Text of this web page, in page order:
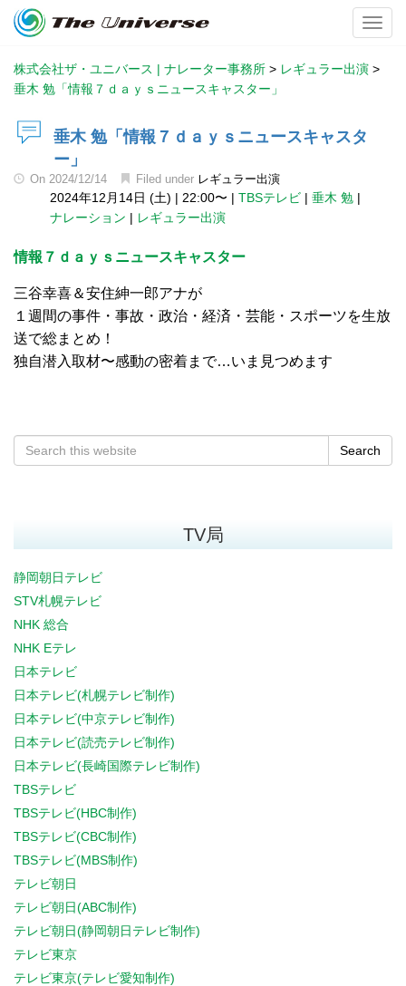
株式会社ザ・ユニバース | ナレーター事務所 > レギュラー出演 >
垂木 勉「情報７ｄａｙｓニュースキャスター」
垂木 勉「情報７ｄａｙｓニュースキャスタ
ー」
On 2024/12/14 Filed under レギュラー出演
2024年12月14日 (土) | 22:00〜 | TBSテレビ | 垂木 勉 |
ナレーション | レギュラー出演
情報７ｄａｙｓニュースキャスター
三谷幸喜＆安住紳一郎アナが
１週間の事件・事故・政治・経済・芸能・スポーツを生放
送で総まとめ！
独自潜入取材〜感動の密着まで…いま見つめます
Search
TV局
静岡朝日テレビ
STV札幌テレビ
NHK 総合
NHK Eテレ
日本テレビ
日本テレビ(札幌テレビ制作)
日本テレビ(中京テレビ制作)
日本テレビ(読売テレビ制作)
日本テレビ(長崎国際テレビ制作)
TBSテレビ
TBSテレビ(HBC制作)
TBSテレビ(CBC制作)
TBSテレビ(MBS制作)
テレビ朝日
テレビ朝日(ABC制作)
テレビ朝日(静岡朝日テレビ制作)
テレビ東京
テレビ東京(テレビ愛知制作)